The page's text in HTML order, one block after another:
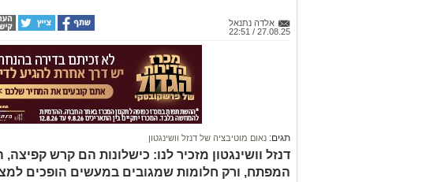
אלדה נתנאל
27.08.25 / 22:51
תגים: נאום מוטיבציה של דנזל וושינגטון
דנזל וושינגטון מזכיר לנו: כישלונות הם קרש
המפתח, ורק חלומות שמגובים במעשים הופכים